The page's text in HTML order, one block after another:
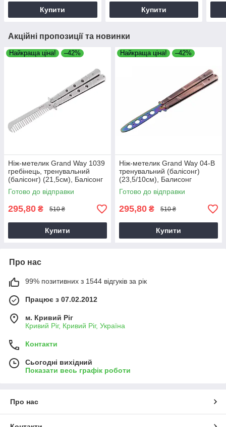
Купити Купити
Акційні пропозиції та новинки
Найкраща ціна! –42%
Ніж-метелик Grand Way 1039
гребінець, тренувальний
(балісонг) (21,5см), Балісонг
тренувальний
Готово до відправки
295,80 ₴ 510 ₴
Купити
Найкраща ціна! –42%
Ніж-метелик Grand Way 04-B
тренувальний (балісонг)
(23,5/10см), Балисонг
тренувальний
Готово до відправки
295,80 ₴ 510 ₴
Купити
Про нас
99% позитивних з 1544 відгуків за рік
Працює з 07.02.2012
м. Кривий Ріг
Кривий Ріг, Кривий Ріг, Україна
Контакти
Сьогодні вихідний
Показати весь графік роботи
Про нас